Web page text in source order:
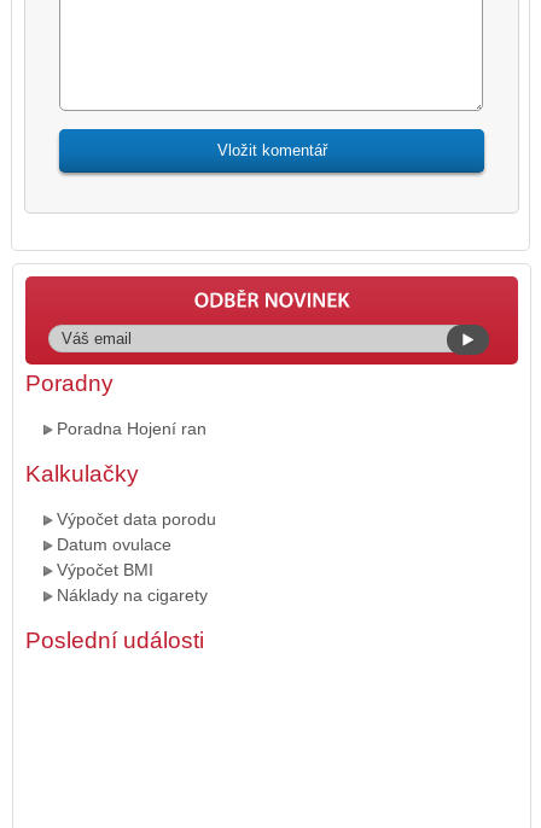
Poradny
Poradna Hojení ran
Kalkulačky
Výpočet data porodu
Datum ovulace
Výpočet BMI
Náklady na cigarety
Poslední události